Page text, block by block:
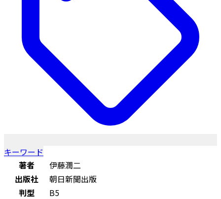
キーワード
著者
伊藤潤二
出版社
朝日新聞出版
判型
B5